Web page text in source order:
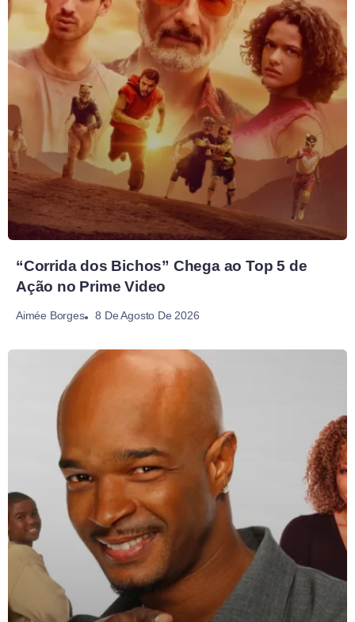
“Corrida dos Bichos” Chega ao Top 5 de
Ação no Prime Video
Aimée Borges 8 De Agosto De 2026